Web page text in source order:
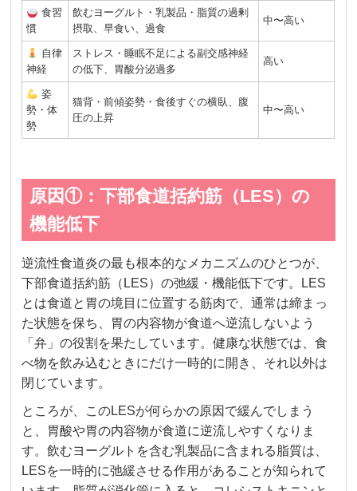
食習
慣
飲むヨーグルト・乳製品・脂質の過剰
摂取、早食い、過食
中〜高い
自律
神経
ストレス・睡眠不足による副交感神経
の低下、胃酸分泌過多
高い
姿
勢・体
勢
猫背・前傾姿勢・食後すぐの横臥、腹
圧の上昇
中〜高い
原因①：下部食道括約筋（LES）の
機能低下
逆流性食道炎の最も根本的なメカニズムのひとつが、
下部食道括約筋（LES）の弛緩・機能低下です。LES
とは食道と胃の境目に位置する筋肉で、通常は締まっ
た状態を保ち、胃の内容物が食道へ逆流しないよう
「弁」の役割を果たしています。健康な状態では、食
べ物を飲み込むときにだけ一時的に開き、それ以外は
閉じています。
ところが、このLESが何らかの原因で緩んでしまう
と、胃酸や胃の内容物が食道に逆流しやすくなりま
す。飲むヨーグルトを含む乳製品に含まれる脂質は、
LESを一時的に弛緩させる作用があることが知られて